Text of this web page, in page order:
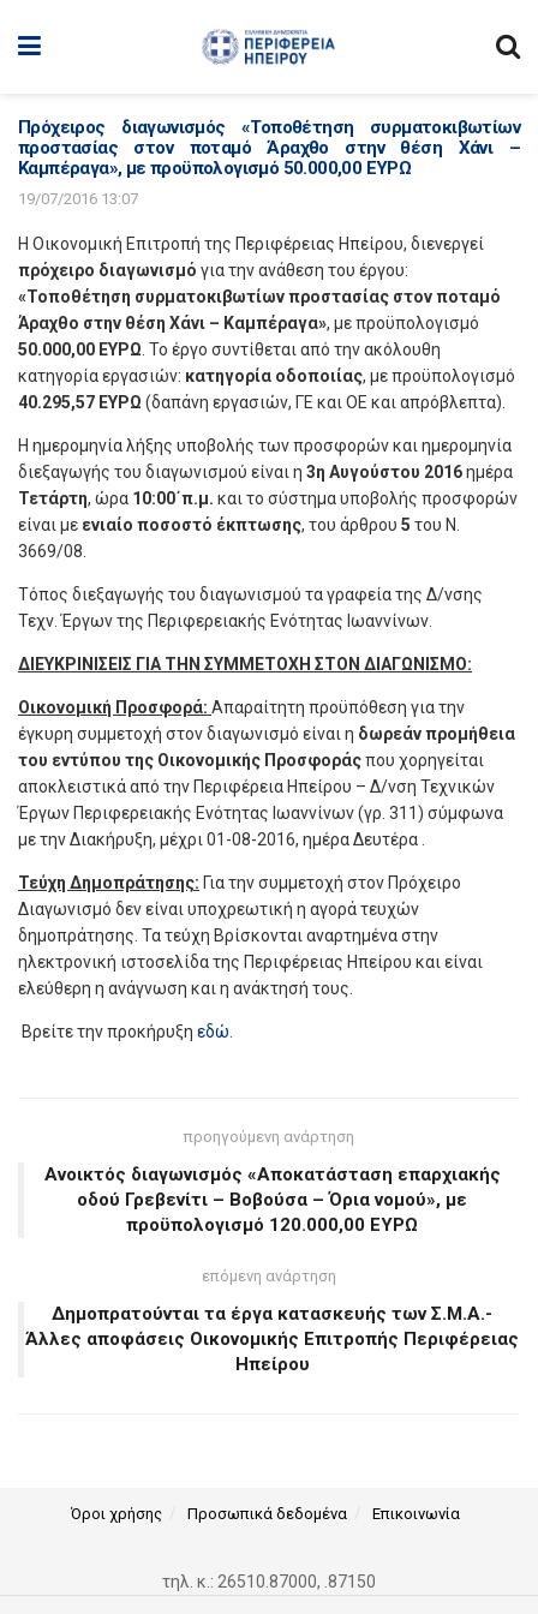
Πρόχειρος διαγωνισμός «Τοποθέτηση συρματοκιβωτίων
προστασίας στον ποταμό Άραχθο στην θέση Χάνι –
Καμπέραγα», με προϋπολογισμό 50.000,00 ΕΥΡΩ
19/07/2016 13:07
Η Οικονομική Επιτροπή της Περιφέρειας Ηπείρου, διενεργεί
πρόχειρο διαγωνισμό για την ανάθεση του έργου:
«Τοποθέτηση συρματοκιβωτίων προστασίας στον ποταμό
Άραχθο στην θέση Χάνι – Καμπέραγα», με προϋπολογισμό
50.000,00 ΕΥΡΩ . Το έργο συντίθεται από την ακόλουθη
κατηγορία εργασιών: κατηγορία οδοποιίας, με προϋπολογισμό
40.295,57 ΕΥΡΩ (δαπάνη εργασιών, ΓΕ και ΟΕ και απρόβλεπτα).
Η ημερομηνία λήξης υποβολής των προσφορών και ημερομηνία
διεξαγωγής του διαγωνισμού είναι η 3η Αυγούστου 2016ημέρα
Τετάρτη, ώρα 10:00΄π.μ. και το σύστημα υποβολής προσφορών
είναι με ενιαίο ποσοστό έκπτωσης, του άρθρου 5 του Ν.
3669/08.
Τόπος διεξαγωγής του διαγωνισμού τα γραφεία της Δ/νσης
Τεχν. Έργων της Περιφερειακής Ενότητας Ιωαννίνων.
ΔΙΕΥΚΡΙΝΙΣΕΙΣ ΓΙΑ ΤΗΝ ΣΥΜΜΕΤΟΧΗ ΣΤΟΝ ΔΙΑΓΩΝΙΣΜΟ:
Οικονομική Προσφορά: Απαραίτητη προϋπόθεση για την
έγκυρη συμμετοχή στον διαγωνισμό είναι η δωρεάν προμήθεια
του εντύπου της Οικονομικής Προσφοράςπου χορηγείται
αποκλειστικά από την Περιφέρεια Ηπείρου – Δ/νση Τεχνικών
Έργων Περιφερειακής Ενότητας Ιωαννίνων (γρ. 311) σύμφωνα
με την Διακήρυξη, μέχρι 01-08-2016, ημέρα Δευτέρα .
Τεύχη Δημοπράτησης: Για την συμμετοχή στον Πρόχειρο
Διαγωνισμό δεν είναι υποχρεωτική η αγορά τευχών
δημοπράτησης. Τα τεύχη Βρίσκονται αναρτημένα στην
ηλεκτρονική ιστοσελίδα της Περιφέρειας Ηπείρου και είναι
ελεύθερη η ανάγνωση και η ανάκτησή τους.
Βρείτε την προκήρυξη εδώ
προηγούμενη ανάρτηση
Ανοικτός διαγωνισμός «Αποκατάσταση επαρχιακής
οδού Γρεβενίτι – Βοβούσα – Όρια νομού», με
προϋπολογισμό 120.000,00 ΕΥΡΩ
επόμενη ανάρτηση
Δημοπρατούνται τα έργα κατασκευής των Σ.Μ.Α.-
Άλλες αποφάσεις Οικονομικής Επιτροπής Περιφέρειας
Ηπείρου
Όροι χρήσης Προσωπικά δεδομένα Επικοινωνία
τηλ. κ.: 26510.87000, .87150